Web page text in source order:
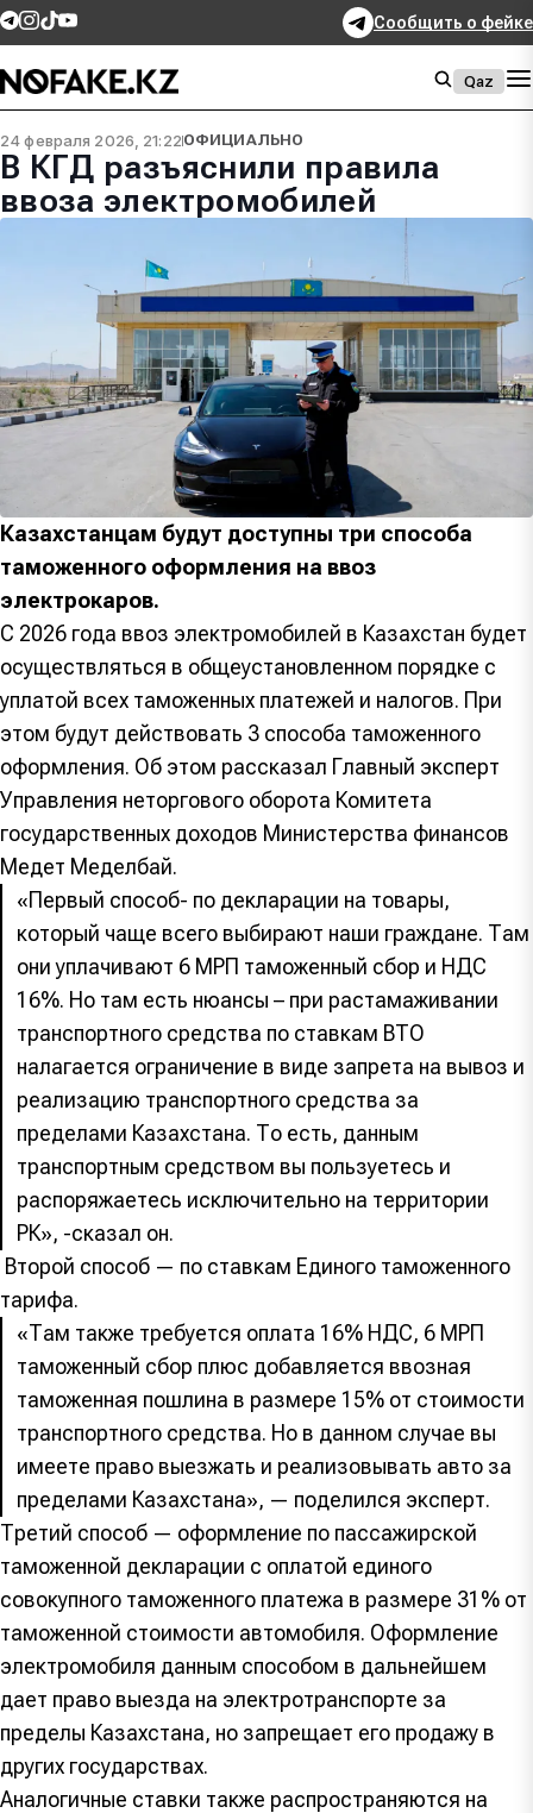
Сообщить о фейке
Qaz
24 февраля 2026, 21:22ОФИЦИАЛЬНО
В КГД разъяснили правила
ввоза электромобилей
Казахстанцам будут доступны три способа
таможенного оформления на ввоз
электрокаров.
С 2026 года ввоз электромобилей в Казахстан будет
осуществляться в общеустановленном порядке с
уплатой всех таможенных платежей и налогов. При
этом будут действовать 3 способа таможенного
оформления. Об этом рассказал Главный эксперт
Управления неторгового оборота Комитета
государственных доходов Министерства финансов
Медет Меделбай.
«Первый способ- по декларации на товары,
который чаще всего выбирают наши граждане. Там
они уплачивают 6 МРП таможенный сбор и НДС
16%. Но там есть нюансы – при растамаживании
транспортного средства по ставкам ВТО
налагается ограничение в виде запрета на вывоз и
реализацию транспортного средства за
пределами Казахстана. То есть, данным
транспортным средством вы пользуетесь и
распоряжаетесь исключительно на территории
РК», -сказал он.
Второй способ — по ставкам Единого таможенного
тарифа.
«Там также требуется оплата 16% НДС, 6 МРП
таможенный сбор плюс добавляется ввозная
таможенная пошлина в размере 15% от стоимости
транспортного средства. Но в данном случае вы
имеете право выезжать и реализовывать авто за
пределами Казахстана», — поделился эксперт.
Третий способ — оформление по пассажирской
таможенной декларации с оплатой единого
совокупного таможенного платежа в размере 31% от
таможенной стоимости автомобиля. Оформление
электромобиля данным способом в дальнейшем
дает право выезда на электротранспорте за
пределы Казахстана, но запрещает его продажу в
других государствах.
Аналогичные ставки также распространяются на